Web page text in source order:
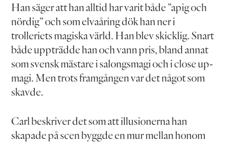
Han säger att han alltid har varit både ”apig och
nördig” och som elvaåring dök han ner i
trolleriets magiska värld. Han blev skicklig. Snart
både uppträdde han och vann pris, bland annat
som svensk mästare i salongsmagi och i close up-
magi. Men trots framgången var det något som
skavde.
Carl beskriver det som att illusionerna han
skapade på scen byggde en mur mellan honom